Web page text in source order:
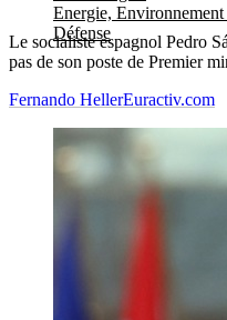
Energie, Environnement
Défense
Le socialiste espagnol Pedro
pas de son poste de Premier
Fernando HellerEuractiv.com